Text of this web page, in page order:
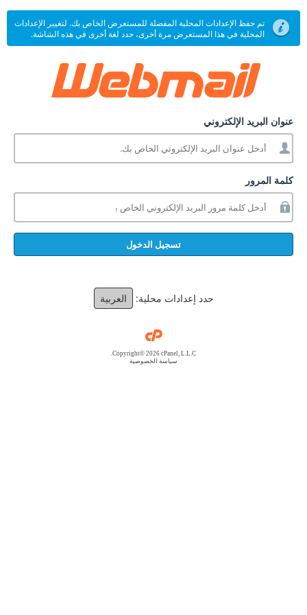
تم حفظ الإعدادات المحلية المفضلة للمستعرض الخاص بك. لتغيير الإعدادات
المحلية في هذا المستعرض مرة أخرى، حدد لغة أخرى في هذه الشاشة.
عنوان البريد الإلكتروني
كلمة المرور
تسجيل الدخول
حدد إعدادات محلية: العربية
Copyright© 2026 cPanel, L.L.C.
سياسة الخصوصية